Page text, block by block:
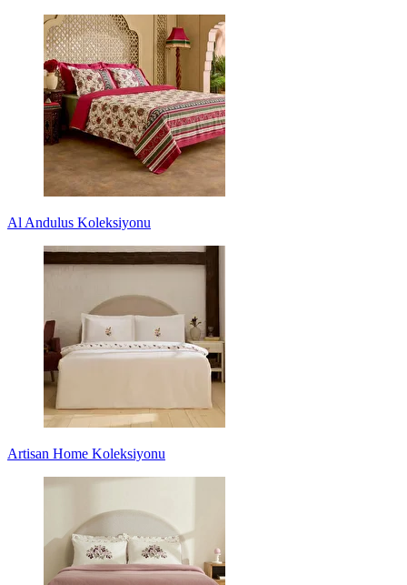
Al Andulus Koleksiyonu
Artisan Home Koleksiyonu